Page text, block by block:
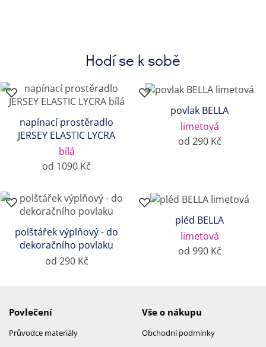
Hodí se k sobě
napínací prostěradlo
JERSEY ELASTIC LYCRA
bílá
od 1090 Kč
povlak BELLA
limetová
od 290 Kč
polštářek výplňový - do
dekoračního povlaku
od 290 Kč
pléd BELLA
limetová
od 990 Kč
Povlečení
Průvodce materiály
Vše o nákupu
Obchodní podmínky